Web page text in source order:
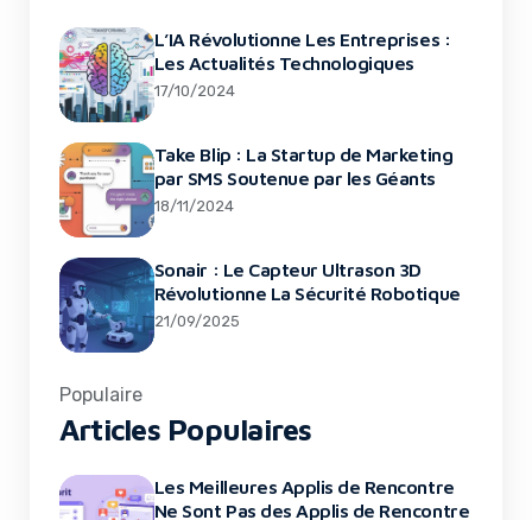
L’IA Révolutionne Les Entreprises :
Les Actualités Technologiques
17/10/2024
Take Blip : La Startup de Marketing
par SMS Soutenue par les Géants
18/11/2024
Sonair : Le Capteur Ultrason 3D
Révolutionne La Sécurité Robotique
21/09/2025
Populaire
Articles Populaires
Les Meilleures Applis de Rencontre
Ne Sont Pas des Applis de Rencontre